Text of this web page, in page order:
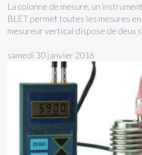
La colonne de mesure, un
BLET permet toutes les mesures
mesureur vertical dispose de deux
samedi 30 janvier 2016